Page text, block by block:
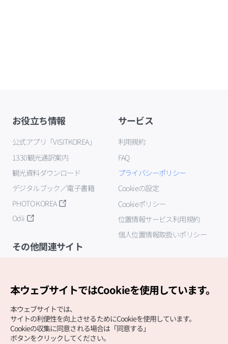
お役立ち情報
公式アプリ「VISITKOREA」
1330観光通訳案内
観光資料ダウンロード
デジタルブック／電子書籍
PHOTO KOREA
Odii
サービス
利用規約
FAQ
プライバシーポリシー
Cookieの設定
Cookieポリシー
位置情報サービス利用規約
個人位置情報取扱いポリシー
その他関連サイト
本ウェブサイトではCookieを使用しています。
本ウェブサイトでは、
サイトの利便性を向上させるためにCookieを使用しています。
Cookieの収集に同意される場合は「同意する」
ボタンをクリックしてください。